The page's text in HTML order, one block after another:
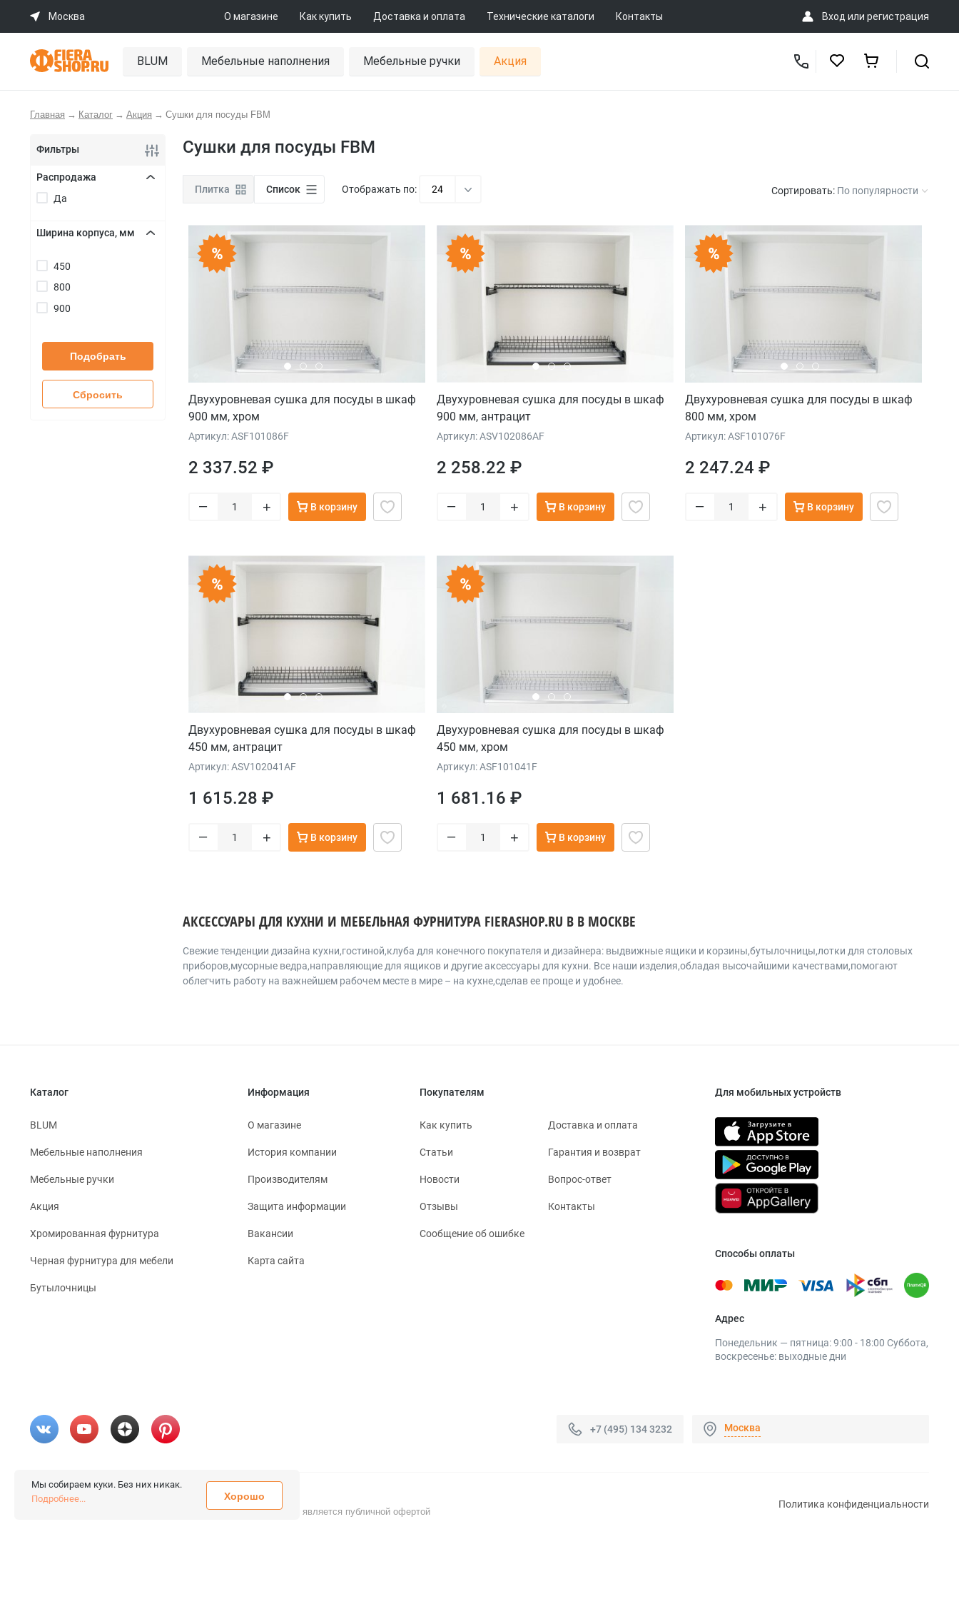
Москва О магазине Как купить Доставка и оплата Технические каталоги Контакты Вход или регистрация
BLUM Мебельные наполнения Мебельные ручки Акция
Главная → Каталог → Акция → Сушки для посуды FBM
Фильтры
Распродажа
Да
Ширина корпуса, мм
450
800
900
Подобрать
Сбросить
Сушки для посуды FBM
Плитка Список Отображать по: 24 Сортировать: По популярности
Двухуровневая сушка для посуды в шкаф
900 мм, хром
Артикул: ASF101086F
2 337.52 ₽
– + В корзину
Двухуровневая сушка для посуды в шкаф
900 мм, антрацит
Артикул: ASV102086AF
2 258.22 ₽
– + В корзину
Двухуровневая сушка для посуды в шкаф
800 мм, хром
Артикул: ASF101076F
2 247.24 ₽
– + В корзину
Двухуровневая сушка для посуды в шкаф
450 мм, антрацит
Артикул: ASV102041AF
1 615.28 ₽
– + В корзину
Двухуровневая сушка для посуды в шкаф
450 мм, хром
Артикул: ASF101041F
1 681.16 ₽
– + В корзину
АКСЕССУАРЫ ДЛЯ КУХНИ И МЕБЕЛЬНАЯ ФУРНИТУРА FIERASHOP.RU В В МОСКВЕ
Cвежие тенденции дизайна кухни,гостиной,клуба для конечного покупателя и дизайнера: выдвижные ящики и корзины,бутылочницы,лотки для столовых
приборов,мусорные ведра,направляющие для ящиков и другие аксессуары для кухни. Все наши изделия,обладая высочайшими качествами,помогают
облегчить работу на важнейшем рабочем месте в мире – на кухне,сделав ее проще и удобнее.
Каталог
BLUM
Мебельные наполнения
Мебельные ручки
Акция
Хромированная фурнитура
Черная фурнитура для мебели
Бутылочницы
Информация
О магазине
История компании
Производителям
Защита информации
Вакансии
Карта сайта
Покупателям
Как купить Доставка и оплата
Статьи Гарантия и возврат
Новости Вопрос-ответ
Отзывы Контакты
Сообщение об ошибке
Для мобильных устройств
Способы оплаты
Адрес
Понедельник — пятница: 9:00 - 18:00 Суббота,
воскресенье: выходные дни
+7 (495) 134 3232 Москва
© 2026 «FieraShop.ru»
Все права защищены. Не является публичной офертой
Политика конфиденциальности
Мы собираем куки. Без них никак.
Подробнее...
Хорошо